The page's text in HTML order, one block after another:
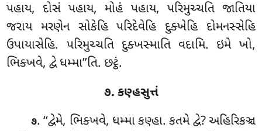
પહાય, દોસં પહાય, મોહં પહાય, પરિમુચ્ચતિ જાતિયા
જરાય મરણેન સોકેહિ પરિદેવેહિ દુક્ખેહિ દોમનસ્સેહિ
ઉપાયાસેહિ. પરિમુચ્ચતિ દુક્ખસ્માતિ વદામિ. ઇમે ખો,
ભિક્ખવે, દ્વે ધમ્મા’’તિ. છટ્ઠં.
૭. કણ્હસુત્તં
૭. ‘‘દ્વેમે, ભિક્ખવે, ધમ્મા કણ્હા. કતમે દ્વે? અહિરિકઞ્ચ